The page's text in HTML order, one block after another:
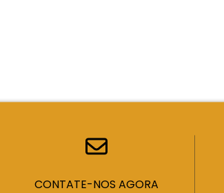
CONTATE-NOS AGORA